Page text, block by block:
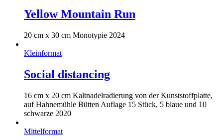
Yellow Mountain Run
20 cm x 30 cm Monotypie 2024
Kleinformat
Social distancing
16 cm x 20 cm Kaltnadelradierung von der Kunststoffplatte,
auf Hahnemühle Bütten Auflage 15 Stück, 5 blaue und 10
schwarze 2020
Mittelformat